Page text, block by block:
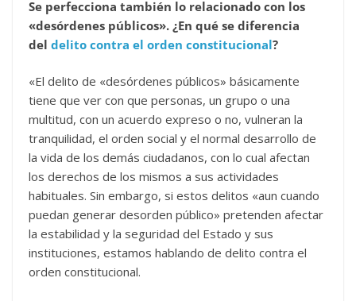
Se perfecciona también lo relacionado con los
«desórdenes públicos». ¿En qué se diferencia
del delito contra el orden constitucional?
«El delito de «desórdenes públicos» básicamente
tiene que ver con que personas, un grupo o una
multitud, con un acuerdo expreso o no, vulneran la
tranquilidad, el orden social y el normal desarrollo de
la vida de los demás ciudadanos, con lo cual afectan
los derechos de los mismos a sus actividades
habituales. Sin embargo, si estos delitos «aun cuando
puedan generar desorden público» pretenden afectar
la estabilidad y la seguridad del Estado y sus
instituciones, estamos hablando de delito contra el
orden constitucional.